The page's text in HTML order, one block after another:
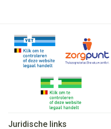
Juridische links